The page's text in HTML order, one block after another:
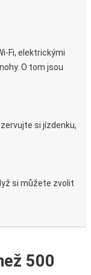
Fi, elektrickými
O tom jsou
si jízdenku,
si můžete zvolit
500